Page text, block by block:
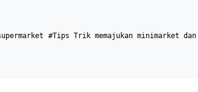
#Tips Trik memajukan minimarket dan